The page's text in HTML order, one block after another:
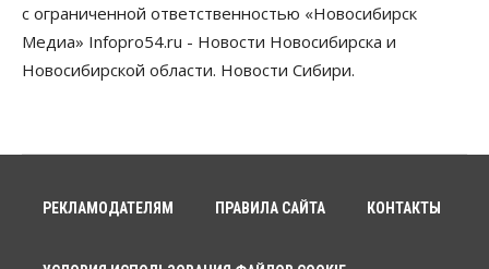
Школы, библиотеки, пешеходные тротуары:
депутаты Госдумы контролируют работы на
социальных объектах
07 Августа 2026, 12:35
Синоптики рассказали о погоде в Новосибирске
Жители Новосибирска смогут добровольно
с ограниченной ответственностью «Новосибирск
Медиа» Infopro54.ru - Новости Новосибирска и
Новосибирской области. Новости Сибири.
РЕКЛАМОДАТЕЛЯМ ПРАВИЛА САЙТА КОНТАКТЫ